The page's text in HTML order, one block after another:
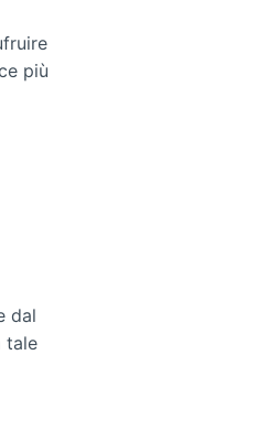
più
dal
tale